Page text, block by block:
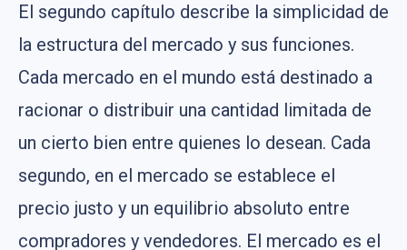
El segundo capítulo describe la simplicidad de
la estructura del mercado y sus funciones.
Cada mercado en el mundo está destinado a
racionar o distribuir una cantidad limitada de
un cierto bien entre quienes lo desean. Cada
segundo, en el mercado se establece el
precio justo y un equilibrio absoluto entre
compradores y vendedores. El mercado es el